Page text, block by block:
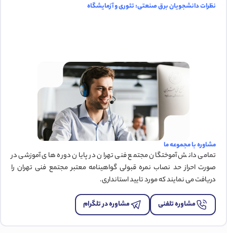
نظرات دانشجویان برق صنعتی: تئوری و آزمایشگاه
مشاوره با مجموعه ما
تمامی دانش آموختگان مجتمع فنی تهران در پایان دوره های آموزشی در
صورت احراز حد نصاب نمره قبولی گواهینامه معتبر مجتمع فنی تهران را
دریافت می نمایند که مورد تایید استانداری.
مشاوره تلفنی مشاوره در تلگرام